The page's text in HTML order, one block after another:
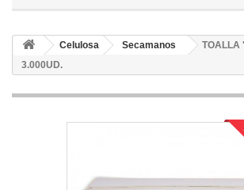
Celulosa Secamanos
TOALLA
3.000UD.